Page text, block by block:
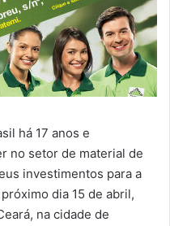
há 17 anos e
no setor de material de
investimentos para a
dia 15 de abril,
na cidade de